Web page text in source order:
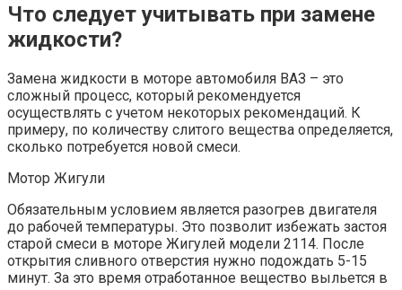
Что следует учитывать при замене
жидкости?
Замена жидкости в моторе автомобиля ВАЗ – это
сложный процесс, который рекомендуется
осуществлять с учетом некоторых рекомендаций. К
примеру, по количеству слитого вещества определяется,
сколько потребуется новой смеси.
Мотор Жигули
Обязательным условием является разогрев двигателя
до рабочей температуры. Это позволит избежать застоя
старой смеси в моторе Жигулей модели 2114. После
открытия сливного отверстия нужно подождать 5-15
минут. За это время отработанное вещество выльется в